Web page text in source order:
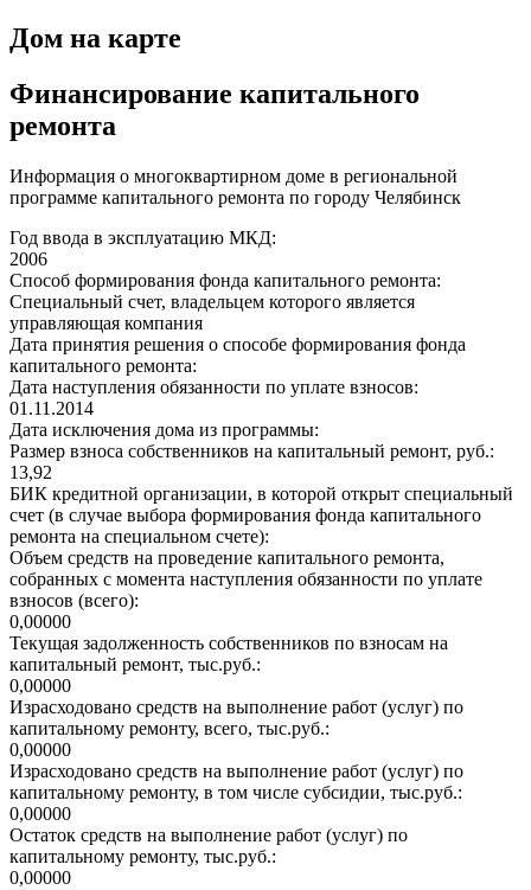
Дом на карте
Финансирование капитального
ремонта
Информация о многоквартирном доме в региональной
программе капитального ремонта по городу Челябинск
Год ввода в эксплуатацию МКД:
2006
Способ формирования фонда капитального ремонта:
Специальный счет, владельцем которого является
управляющая компания
Дата принятия решения о способе формирования фонда
капитального ремонта:
Дата наступления обязанности по уплате взносов:
01.11.2014
Дата исключения дома из программы:
Размер взноса собственников на капитальный ремонт, руб.:
13,92
БИК кредитной организации, в которой открыт специальный
счет (в случае выбора формирования фонда капитального
ремонта на специальном счете):
Объем средств на проведение капитального ремонта,
собранных с момента наступления обязанности по уплате
взносов (всего):
0,00000
Текущая задолженность собственников по взносам на
капитальный ремонт, тыс.руб.:
0,00000
Израсходовано средств на выполнение работ (услуг) по
капитальному ремонту, всего, тыс.руб.:
0,00000
Израсходовано средств на выполнение работ (услуг) по
капитальному ремонту, в том числе субсидии, тыс.руб.:
0,00000
Остаток средств на выполнение работ (услуг) по
капитальному ремонту, тыс.руб.:
0,00000